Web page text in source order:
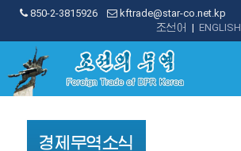
850-2-3815926 kftrade@star-co.net.kp
| ENGLISH
조선어
경제무역소식